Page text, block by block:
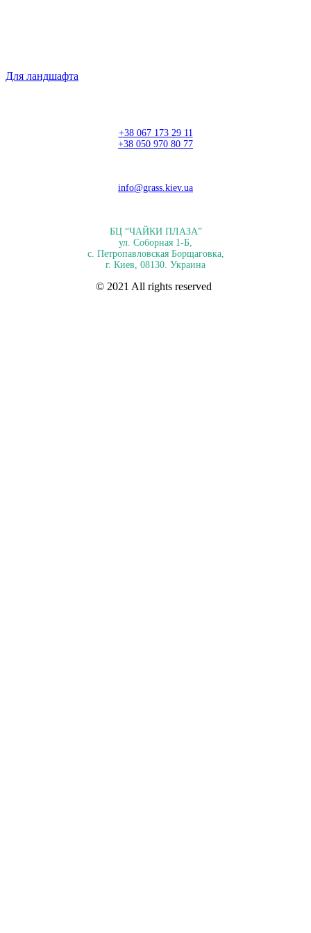
Для ландшафта
+38 067 173 29 11
+38 050 970 80 77
info@grass.kiev.ua
БЦ “ЧАЙКИ ПЛАЗА”
ул. Соборная 1-Б,
с. Петропавловская Борщаговка,
г. Киев, 08130. Украина
© 2021 All rights reserved